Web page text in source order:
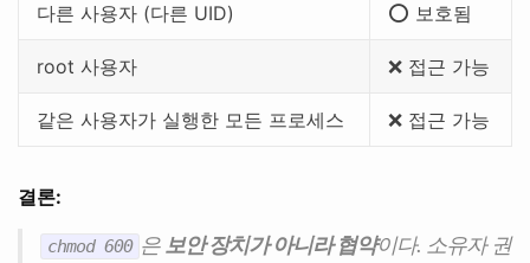
다른 사용자 (다른 UID) ⭕ 보호됨
root 사용자 ❌ 접근 가능
같은 사용자가 실행한 모든 프로세스 ❌ 접근 가능
결론:
chmod 600 은보안 장치가 아니라 협약이다. 소유자 권